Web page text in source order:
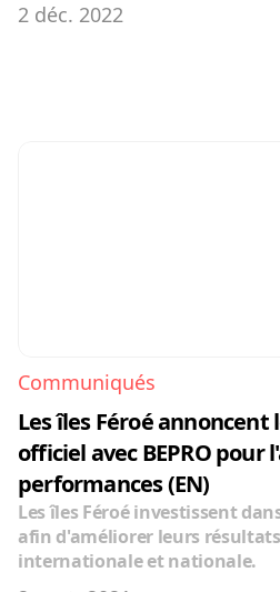
2 déc. 2022
Communiqués
Les îles Féroé
officiel avec BEPRO pour
performances (EN)
Les îles Féroé investissent
afin d'améliorer leurs
internationale et nationale.